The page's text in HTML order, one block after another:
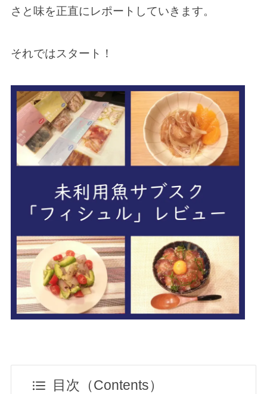
さと味を正直にレポートしていきます。
それではスタート！
目次（Contents）